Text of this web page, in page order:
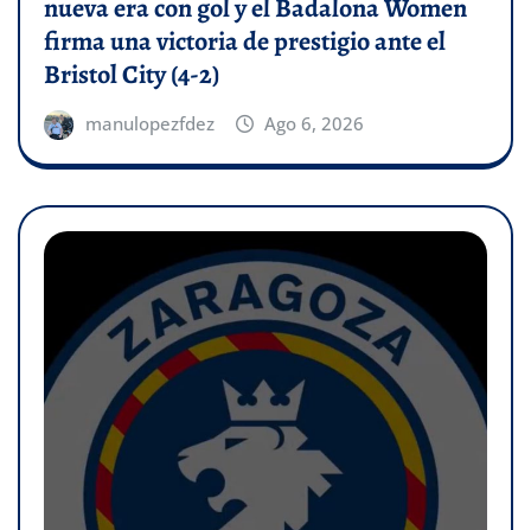
nueva era con gol y el Badalona Women
firma una victoria de prestigio ante el
Bristol City (4-2)
manulopezfdez Ago 6, 2026